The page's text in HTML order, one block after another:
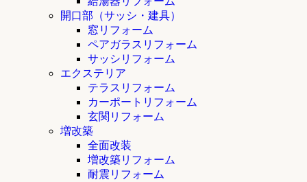
開口部（サッシ・建具）
窓リフォーム
ペアガラスリフォーム
サッシリフォーム
エクステリア
テラスリフォーム
カーポートリフォーム
玄関リフォーム
増改築
全面改装
増改築リフォーム
耐震リフォーム